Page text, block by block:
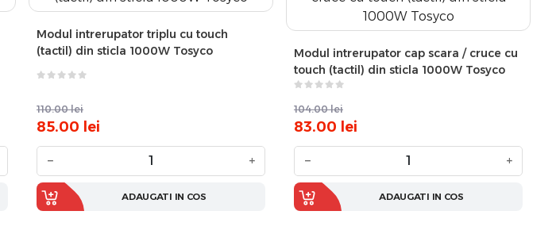
Modul intrerupator triplu cu touch
(tactil) din sticla 1000W Tosyco
110.00 lei
85.00 lei
− +
ADAUGATI IN COS
Modul intrerupator cap scara / cruce cu
touch (tactil) din sticla 1000W Tosyco
104.00 lei
83.00 lei
− +
ADAUGATI IN COS